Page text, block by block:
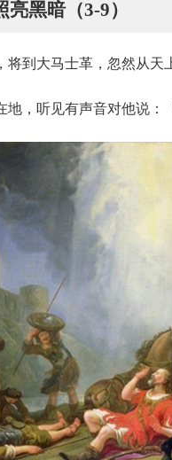
亮黑暗（3-9）
将到大马士革，忽然从天
地，听见有声音对他说：